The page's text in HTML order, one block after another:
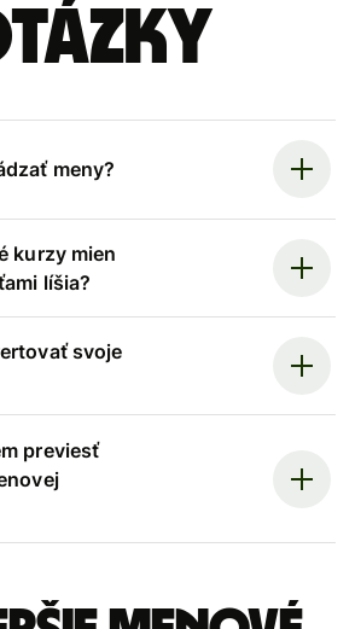
meny?
kurzy mien
líšia?
svoje
previesť